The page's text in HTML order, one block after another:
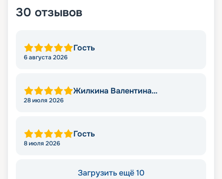
30 отзывов
Гость
6 августа 2026
Жилкина Валентина
28 июля 2026
Гость
8 июля 2026
Загрузить ещё 10